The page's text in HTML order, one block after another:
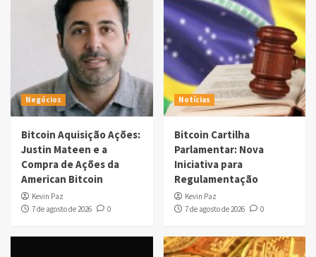
Negócios
Bitcoin Aquisição Ações:
Justin Mateen e a
Compra de Ações da
American Bitcoin
Kevin Paz
7 de agosto de 2026
0
Notícias
Bitcoin Cartilha
Parlamentar: Nova
Iniciativa para
Regulamentação
Kevin Paz
7 de agosto de 2026
0